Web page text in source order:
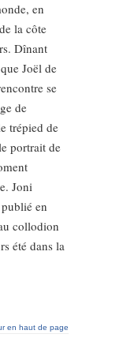
en
la côte
Dînant
Joël de
se
de
trépied de
portrait de
Joni
en
collodion
été dans la
en haut de page